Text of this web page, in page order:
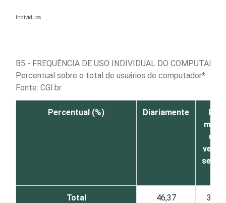
Indivíduos
B5 - FREQUÊNCIA DE USO INDIVIDUAL DO COMPUTADOR
Percentual sobre o total de usuários de computador*
Fonte: CGI.br
Percentual (%) Diariamente
Pelo
uma
vez
Total 46,37 37,21